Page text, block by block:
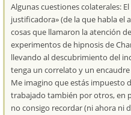
Algunas cuestiones colaterales:
justificadora» (de la que habla el
cosas que llamaron la atención
experimentos de hipnosis de
llevando al descubrimiento del
tenga un correlato y un
Me imagino que estás impuesto
trabajado también por otros, en
no consigo recordar (ni ahora ni